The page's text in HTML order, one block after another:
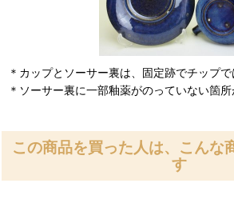
＊カップとソーサー裏は、固定跡でチップで
＊ソーサー裏に一部釉薬がのっていない箇所
この商品を買った人は、こんな
す